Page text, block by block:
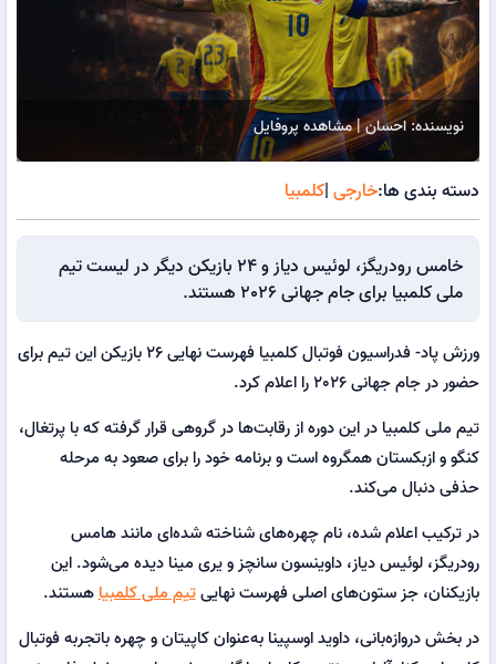
نویسنده: احسان | مشاهده پروفایل
دسته بندی ها:خارجی |کلمبیا
خامس رودریگز، لوئیس دیاز و 24 بازیکن دیگر در لیست تیم
ملی کلمبیا برای جام جهانی 2026 هستند.
ورزش پاد- فدراسیون فوتبال کلمبیا فهرست نهایی 26 بازیکن این تیم برای
حضور در جام جهانی 2026 را اعلام کرد.
تیم ملی کلمبیا در این دوره از رقابت‌ها در گروهی قرار گرفته که با پرتغال،
کنگو و ازبکستان همگروه است و برنامه خود را برای صعود به مرحله
حذفی دنبال می‌کند.
در ترکیب اعلام شده، نام چهره‌های شناخته شده‌ای مانند هامس
رودریگز، لوئیس دیاز، داوینسون سانچز و یری مینا دیده می‌شود. این
بازیکنان، جز ستون‌های اصلی فهرست نهاییتیم ملی کلمبیا هستند.
در بخش دروازه‌بانی، داوید اوسپینا به‌عنوان کاپیتان و چهره باتجربه فوتبال